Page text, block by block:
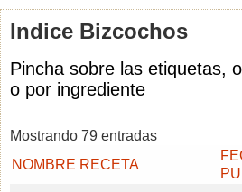
Indice Bizcochos
Pincha sobre las etiquetas,
o por ingrediente
Mostrando 79 entradas
NOMBRE RECETA